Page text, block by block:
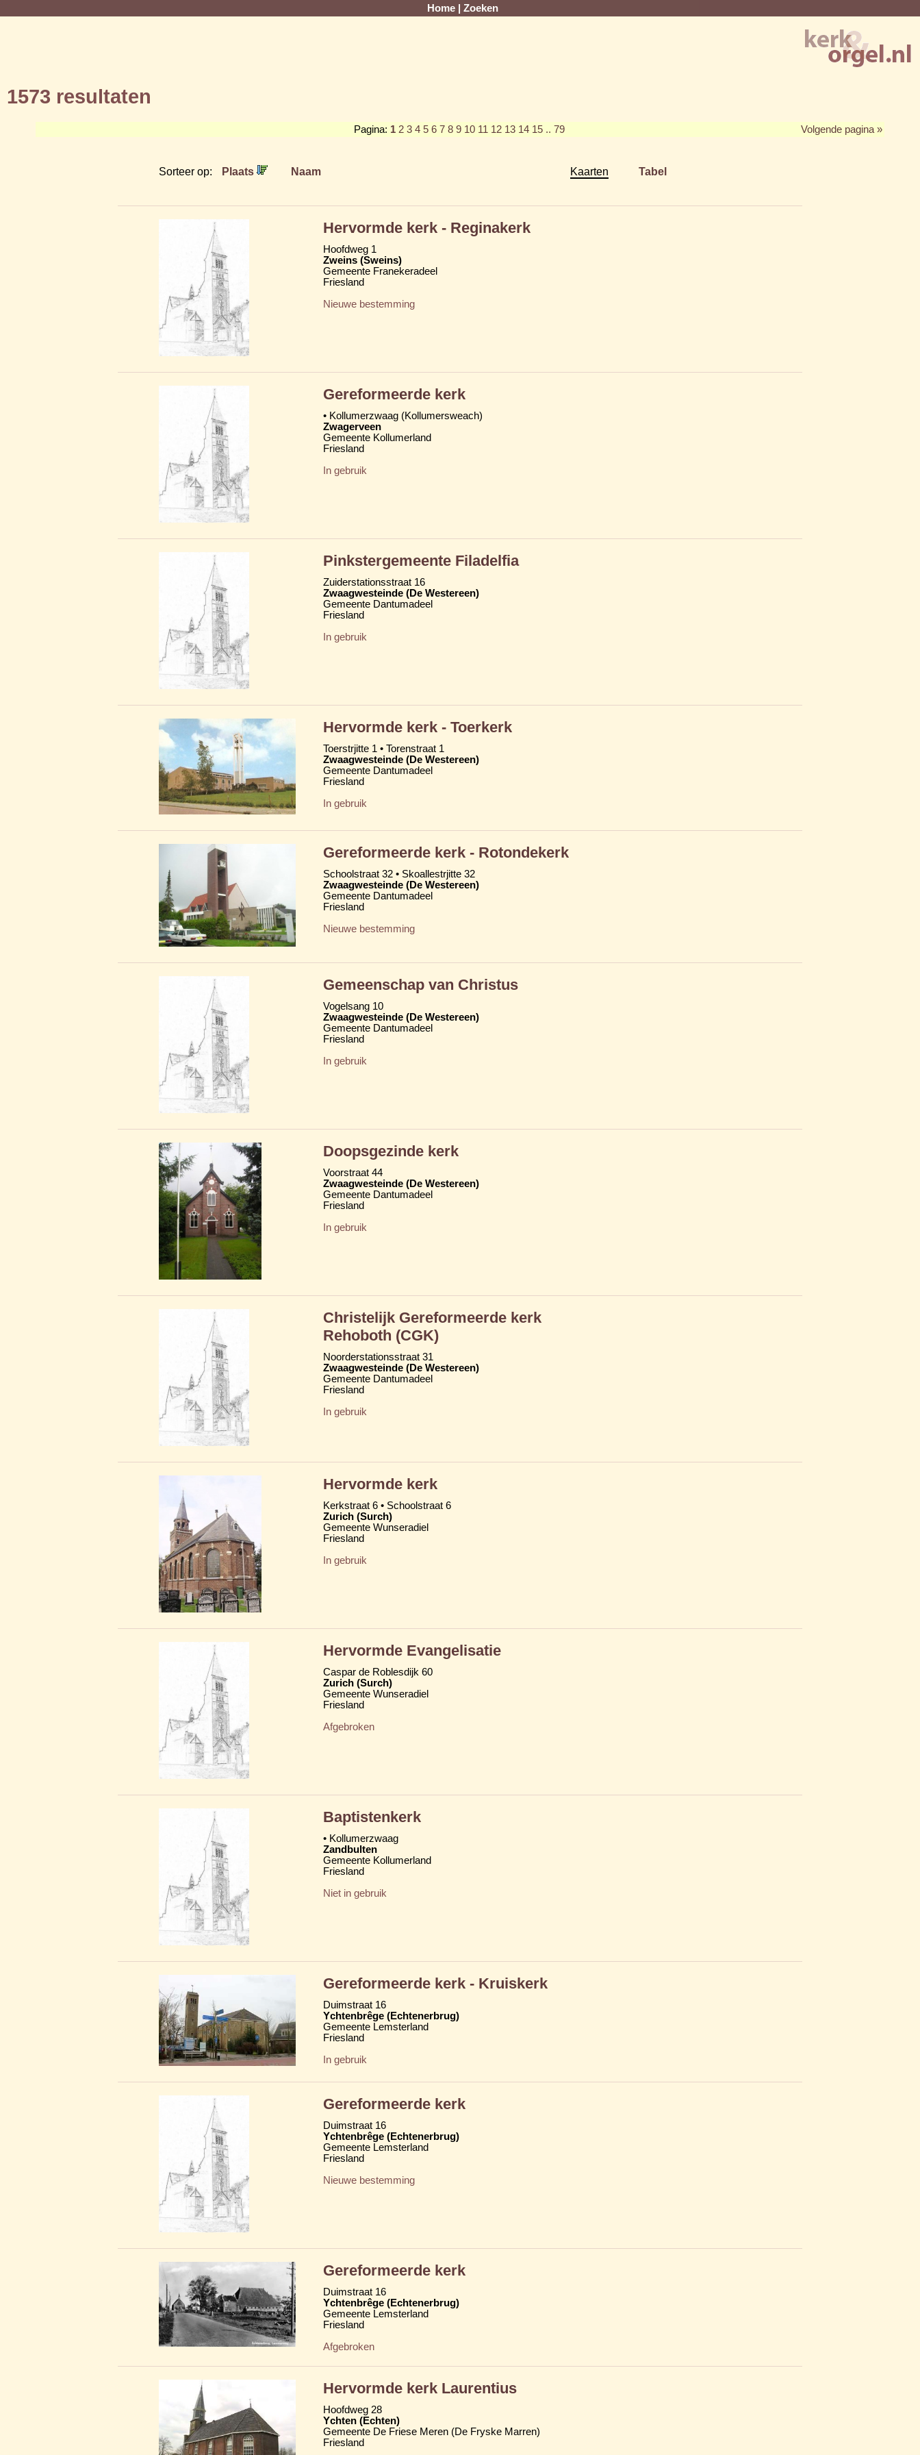
Home Zoeken
1573 resultaten
Pagina: 1 2 3 4 5 6 7 8 9 10 11 12 13 14 15 .. 79 Volgende pagina »
Sorteer op: Plaats Naam Kaarten Tabel
Hervormde kerk - Reginakerk
Hoofdweg 1
Zweins (Sweins)
Gemeente Franekeradeel
Friesland
Nieuwe bestemming
Gereformeerde kerk
• Kollumerzwaag (Kollumersweach)
Zwagerveen
Gemeente Kollumerland
Friesland
In gebruik
Pinkstergemeente Filadelfia
Zuiderstationsstraat 16
Zwaagwesteinde (De Westereen)
Gemeente Dantumadeel
Friesland
In gebruik
Hervormde kerk - Toerkerk
Toerstrjitte 1 • Torenstraat 1
Zwaagwesteinde (De Westereen)
Gemeente Dantumadeel
Friesland
In gebruik
Gereformeerde kerk - Rotondekerk
Schoolstraat 32 • Skoallestrjitte 32
Zwaagwesteinde (De Westereen)
Gemeente Dantumadeel
Friesland
Nieuwe bestemming
Gemeenschap van Christus
Vogelsang 10
Zwaagwesteinde (De Westereen)
Gemeente Dantumadeel
Friesland
In gebruik
Doopsgezinde kerk
Voorstraat 44
Zwaagwesteinde (De Westereen)
Gemeente Dantumadeel
Friesland
In gebruik
Christelijk Gereformeerde kerk
Rehoboth (CGK)
Noorderstationsstraat 31
Zwaagwesteinde (De Westereen)
Gemeente Dantumadeel
Friesland
In gebruik
Hervormde kerk
Kerkstraat 6 • Schoolstraat 6
Zurich (Surch)
Gemeente Wunseradiel
Friesland
In gebruik
Hervormde Evangelisatie
Caspar de Roblesdijk 60
Zurich (Surch)
Gemeente Wunseradiel
Friesland
Afgebroken
Baptistenkerk
• Kollumerzwaag
Zandbulten
Gemeente Kollumerland
Friesland
Niet in gebruik
Gereformeerde kerk - Kruiskerk
Duimstraat 16
Ychtenbrêge (Echtenerbrug)
Gemeente Lemsterland
Friesland
In gebruik
Gereformeerde kerk
Duimstraat 16
Ychtenbrêge (Echtenerbrug)
Gemeente Lemsterland
Friesland
Nieuwe bestemming
Gereformeerde kerk
Duimstraat 16
Ychtenbrêge (Echtenerbrug)
Gemeente Lemsterland
Friesland
Afgebroken
Hervormde kerk Laurentius
Hoofdweg 28
Ychten (Echten)
Gemeente De Friese Meren (De Fryske Marren)
Friesland